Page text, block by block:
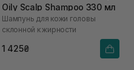
Oily Scalp Shampoo 330 мл
Шампунь для кожи головы
склонной к жирности
1 425₴